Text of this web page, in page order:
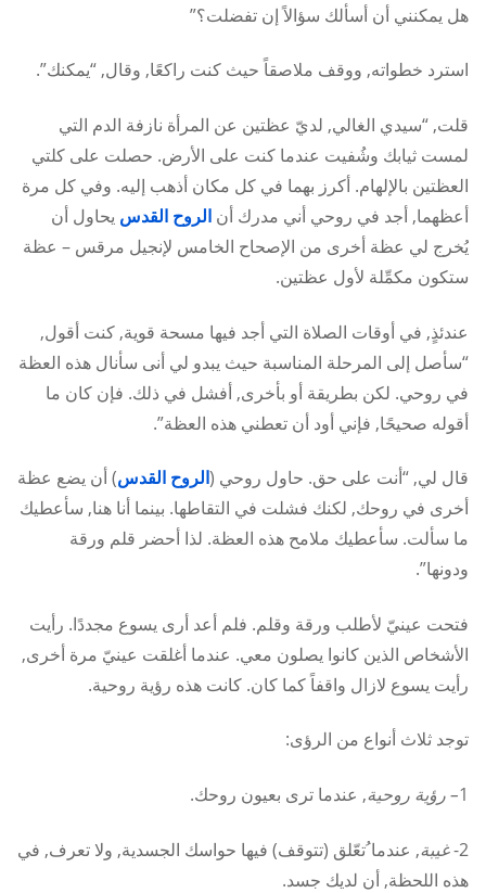
هل يمكنني أن أسألك سؤالاً إن تفضلت؟”
استرد خطواته, ووقف ملاصقاً حيث كنت راكعًا, وقال, “يمكنك”.
قلت, “سيدي الغالي, لديّ عظتين عن المرأة نازفة الدم التي
لمست ثيابك وشُفيت عندما كنت على الأرض. حصلت على كلتي
العظتين بالإلهام. أكرز بهما في كل مكان أذهب إليه. وفي كل مرة
أعظهما, أجد في روحي أني مدرك أن الروح القدس يحاول أن
يُخرج لي عظة أخرى من الإصحاح الخامس لإنجيل مرقس – عظة
ستكون مكمِّلة لأول عظتين.
عندئذٍ, في أوقات الصلاة التي أجد فيها مسحة قوية, كنت أقول,
“سأصل إلى المرحلة المناسبة حيث يبدو لي أنى سأنال هذه العظة
في روحي. لكن بطريقة أو بأخرى, أفشل في ذلك. فإن كان ما
أقوله صحيحًا, فإني أود أن تعطني هذه العظة”.
قال لي, “أنت على حق. حاول روحي (الروح القدس) أن يضع عظة
أخرى في روحك, لكنك فشلت في التقاطها. بينما أنا هنا, سأعطيك
ما سألت. سأعطيك ملامح هذه العظة. لذا أحضر قلم ورقة
ودونها”.
فتحت عينيّ لأطلب ورقة وقلم. فلم أعد أرى يسوع مجددًا. رأيت
الأشخاص الذين كانوا يصلون معي. عندما أغلقت عينيّ مرة أخرى,
رأيت يسوع لازال واقفاً كما كان. كانت هذه رؤية روحية.
توجد ثلاث أنواع من الرؤى:
1– رؤية روحية, عندما ترى بعيون روحك.
2- غيبة, عندما ُتعّلق (تتوقف) فيها حواسك الجسدية, ولا تعرف, في
هذه اللحظة, أن لديك جسد.